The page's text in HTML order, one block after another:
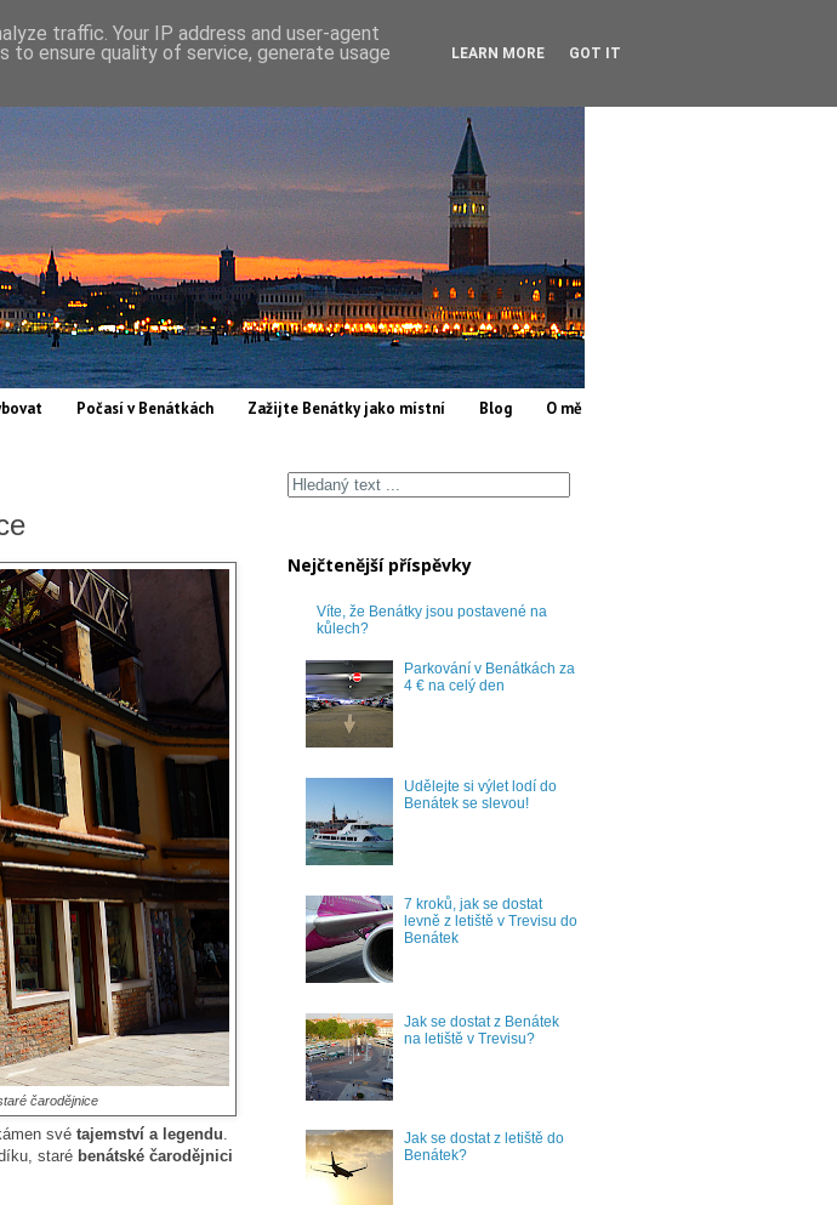
Počasí v Benátkách Zažijte Benátky jako místní Blog O mě
čarodějnice
své tajemství a legendu.
staré benátské čarodějnici
Nejčtenější příspěvky
Víte, že Benátky jsou postavené na
kůlech?
Parkování v Benátkách za
4 € na celý den
Udělejte si výlet lodí do
Benátek se slevou!
7 kroků, jak se dostat
levně z letiště v Trevisu do
Benátek
Jak se dostat z Benátek
na letiště v Trevisu?
Jak se dostat z letiště do
Benátek?
traffic. Your IP address and user-agent
to ensure quality of service, generate usage
LEARN MORE GOT IT